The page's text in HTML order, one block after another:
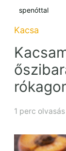
spenóttal
Kacsa
1 perc olvasás